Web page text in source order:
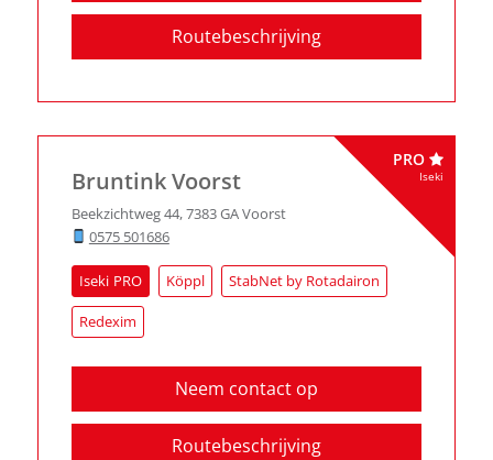
Routebeschrijving
Bruntink Voorst
Beekzichtweg 44,7383 GAVoorst
0575 501686
Iseki Köppl StabNet by Rotadairon
Redexim
Neem contact op
Routebeschrijving
PRO
Iseki